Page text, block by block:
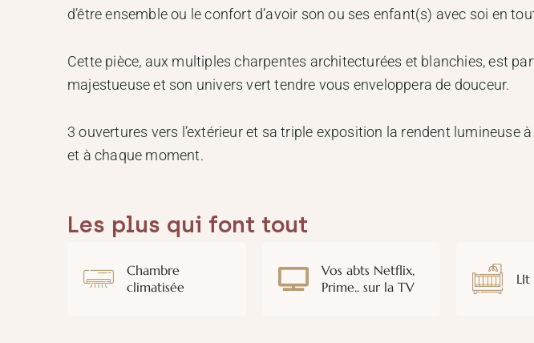
d’être ensemble ou le confort d’avoir son ou ses enfant(s) avec soi en
Cette pièce, aux multiples charpentes architecturées et blanchies, est
majestueuse et son univers vert tendre vous enveloppera de douceur.
3 ouvertures vers l’extérieur et sa triple exposition la rendent lumineuse
et à chaque moment.
Les plus qui font tout
Chambre
climatisée
Vos abts Netflix,
Prime.. sur la TV